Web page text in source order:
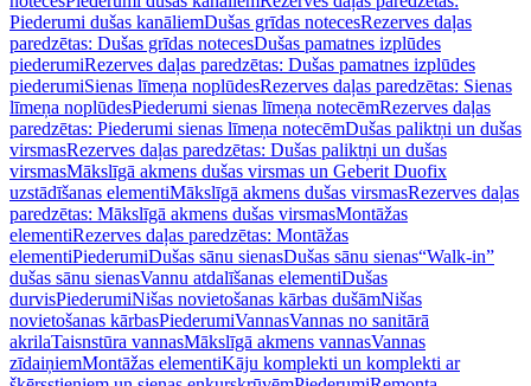
Piederumi dušas kanāliemDušas grīdas notecesRezerves daļas
paredzētas: Dušas grīdas notecesDušas pamatnes izplūdes
piederumiRezerves daļas paredzētas: Dušas pamatnes izplūdes
piederumiSienas līmeņa noplūdesRezerves daļas paredzētas: Sienas
līmeņa noplūdesPiederumi sienas līmeņa notecēmRezerves daļas
paredzētas: Piederumi sienas līmeņa notecēmDušas paliktņi un dušas
virsmasRezerves daļas paredzētas: Dušas paliktņi un dušas
virsmasMākslīgā akmens dušas virsmas un Geberit Duofix
uzstādīšanas elementiMākslīgā akmens dušas virsmasRezerves daļas
paredzētas: Mākslīgā akmens dušas virsmasMontāžas
elementiRezerves daļas paredzētas: Montāžas
elementiPiederumiDušas sānu sienasDušas sānu sienas“Walk-in”
dušas sānu sienasVannu atdalīšanas elementiDušas
durvisPiederumiNišas novietošanas kārbas dušāmNišas
novietošanas kārbasPiederumiVannasVannas no sanitārā
akrilaTaisnstūra vannasMākslīgā akmens vannasVannas
zīdaiņiemMontāžas elementiKāju komplekti un komplekti ar